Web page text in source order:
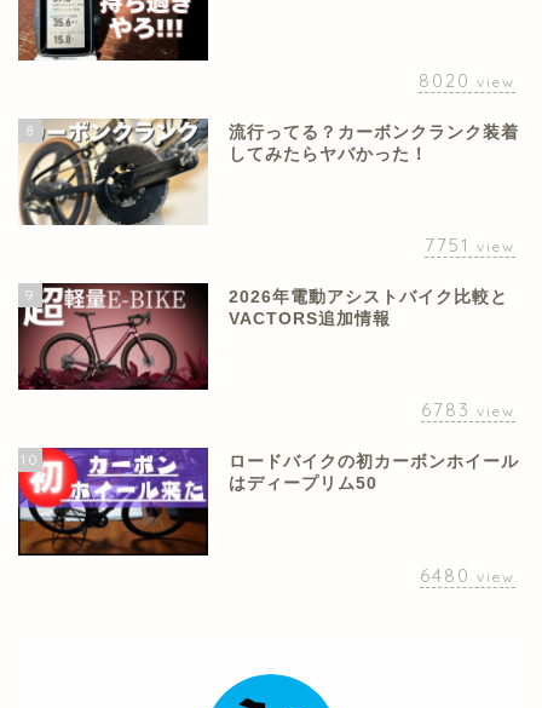
8020 view
8
流行ってる？カーボンクランク装着
してみたらヤバかった！
7751 view
9
2026年電動アシストバイク比較と
VACTORS追加情報
6783 view
10
ロードバイクの初カーボンホイール
はディープリム50
6480 view